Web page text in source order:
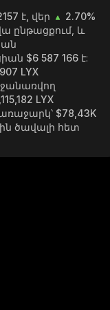
է, վեր
2.70%
ընթացքում, և
$6 587 166 է:
LYX
LYX
$78,43K
ծավալի հետ